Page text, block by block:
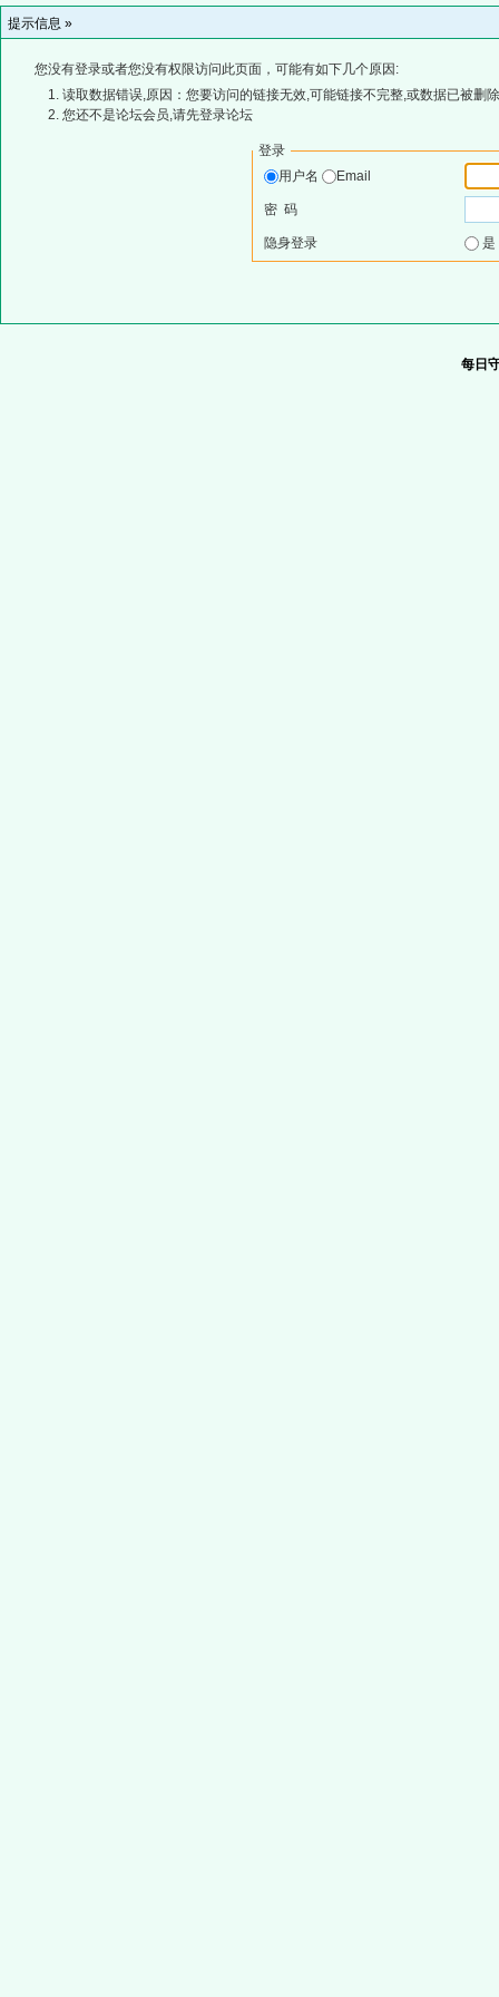
提示信息 »
您没有登录或者您没有权限访问此页面，可能有如下几个原因:
读取数据错误,原因：您要访问的链接无效,可能链接不完整,或数据已被删
您还不是论坛会员,请先登录论坛
登录
用户名
Email
密 码
隐身登录
每日